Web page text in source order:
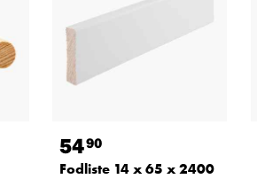
5490
Fodliste 14 x 65 x 2400